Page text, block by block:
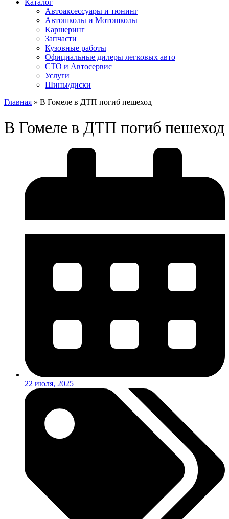
Каталог
Автоакcессуары и тюнинг
Автошколы и Мотошколы
Каршеринг
Запчасти
Кузовные работы
Официальные дилеры легковых авто
СТО и Автосервис
Услуги
Шины/диски
Главная » В Гомеле в ДТП погиб пешеход
В Гомеле в ДТП погиб пешеход
22 июля, 2025